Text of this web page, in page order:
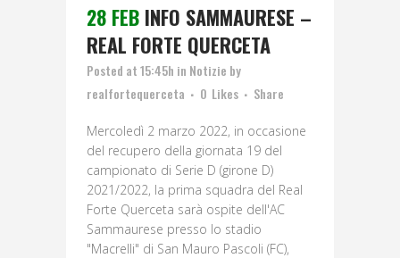
28 FEB INFO SAMMAURESE –
REAL FORTE QUERCETA
Posted at 15:45h in Notizie by
realfortequerceta
0 Likes Share
Mercoledì 2 marzo 2022, in occasione
del recupero della giornata 19 del
campionato di Serie D (girone D)
2021/2022, la prima squadra del Real
Forte Querceta sarà ospite dell'AC
Sammaurese presso lo stadio
"Macrelli" di San Mauro Pascoli (FC),